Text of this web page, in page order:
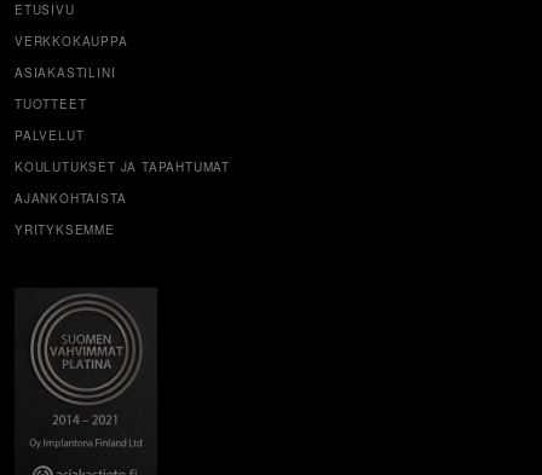
ETUSIVU
VERKKOKAUPPA
ASIAKASTILINI
TUOTTEET
PALVELUT
KOULUTUKSET JA TAPAHTUMAT
AJANKOHTAISTA
YRITYKSEMME